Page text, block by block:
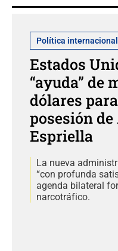
Política internacional
Estados
“ayuda” de
dólares
posesión
Espriella
La nueva
“con profunda
agenda bilateral
narcotráfico.